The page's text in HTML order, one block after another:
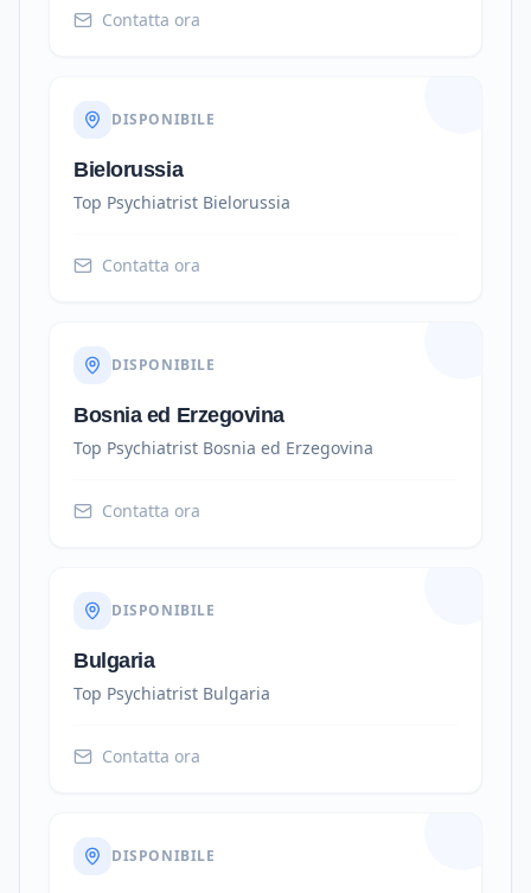
Contatta ora
DISPONIBILE
Bielorussia
Top Psychiatrist Bielorussia
Contatta ora
DISPONIBILE
Bosnia ed Erzegovina
Top Psychiatrist Bosnia ed Erzegovina
Contatta ora
DISPONIBILE
Bulgaria
Top Psychiatrist Bulgaria
Contatta ora
DISPONIBILE